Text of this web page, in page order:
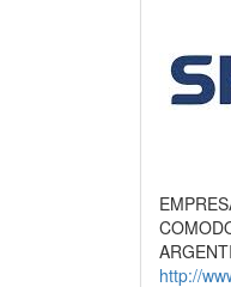
http://